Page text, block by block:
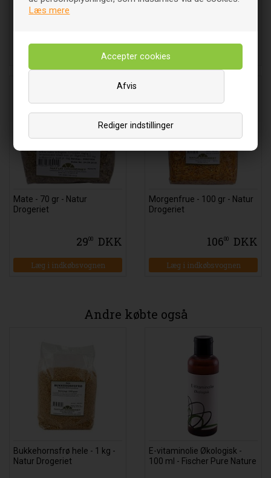
Læs mere
Rediger indstillinger
Afvis
Læg i indkøbsvognen Læg i indkøbsvognen
Mate - 70 gr - Natur
Drogeriet
2900 DKK
Læg i indkøbsvognen
Morgenfrue - 100 gr - Natur
Drogeriet
10600 DKK
Læg i indkøbsvognen
Andre købte også
Bukkehornsfrø hele - 1 kg -
Natur Drogeriet
E-vitaminolie Økologisk -
100 ml - Fischer Pure Nature